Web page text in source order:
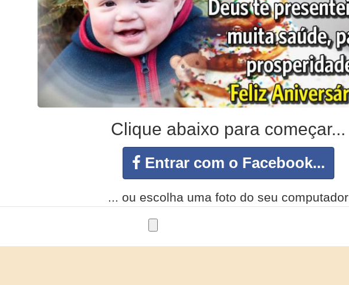
Clique abaixo para começar...
Entrar com o Facebook...
... ou escolha uma foto do seu computador